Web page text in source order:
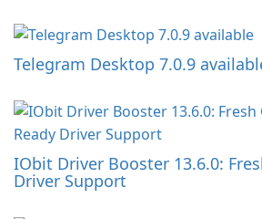
Telegram Desktop 7.0.9
IObit Driver Booster 13.6.0:
Driver Support